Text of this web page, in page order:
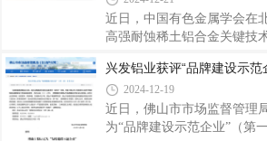
着开工吉时的临近，公司员
域，鞭炮被点燃瞬间，噼里
红红火火、蒸蒸日上。为祈
事顺遂，公司精心筹备了充
近日，中国有色金属学会在
高强耐蚀稀土铝合金关键技
公司、佛山大学、江西理工
请了中铝科学技术研究院教
技大学教授连芳、中国有色
国、中国有研科技集团有限
兴发铝业获评“品牌建设示范
2024-12-19
近日，佛山市市场监督管理
为“品牌建设示范企业”（第